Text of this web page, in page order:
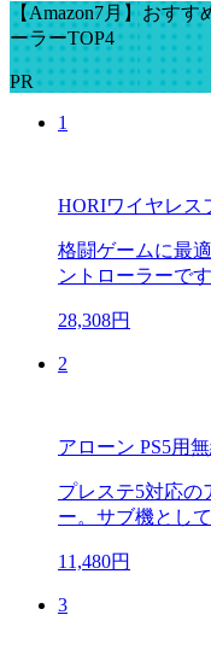
【Amazon7月】おす
ーラーTOP4
PR
1
HORIワイヤレス
格闘ゲームに最
ントローラーです
28,308円
2
アローン PS5用
プレステ5対応の
ー。サブ機として
11,480円
3